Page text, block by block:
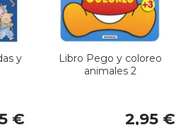
y
€
Libro Pego y coloreo
animales 2
2,95 €